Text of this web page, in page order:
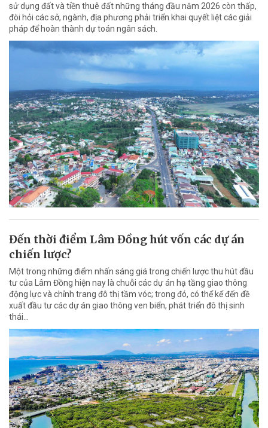
sử dụng đất và tiền thuê đất những tháng đầu năm 2026 còn thấp,
đòi hỏi các sở, ngành, địa phương phải triển khai quyết liệt các giải
pháp để hoàn thành dự toán ngân sách.
Đến thời điểm Lâm Đồng hút vốn các dự án
chiến lược?
Một trong những điểm nhấn sáng giá trong chiến lược thu hút đầu
tư của Lâm Đồng hiện nay là chuỗi các dự án hạ tầng giao thông
động lực và chỉnh trang đô thị tầm vóc; trong đó, có thể kể đến đề
xuất đầu tư các dự án giao thông ven biển, phát triển đô thị sinh
thái…